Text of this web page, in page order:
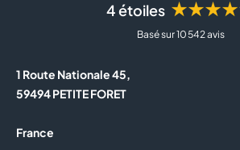
JULES
KIKO MILANO
LA BOUTIQUE DU
4 étoiles
Basé sur 10 542 avis
1 Route Nationale 45,
59494 PETITE FORET
France